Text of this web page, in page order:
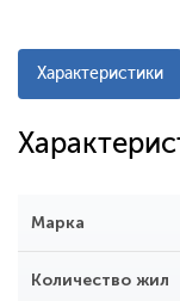
Характеристики
Марка
Количество жил